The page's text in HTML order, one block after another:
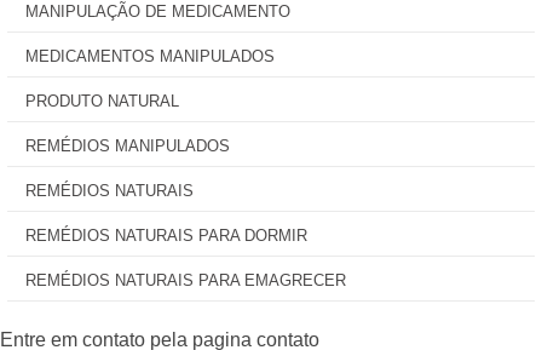
MANIPULAÇÃO DE MEDICAMENTO
MEDICAMENTOS MANIPULADOS
PRODUTO NATURAL
REMÉDIOS MANIPULADOS
REMÉDIOS NATURAIS
REMÉDIOS NATURAIS PARA DORMIR
REMÉDIOS NATURAIS PARA EMAGRECER